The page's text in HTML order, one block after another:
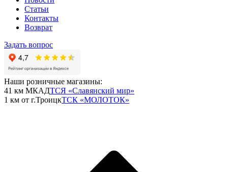
Статьи
Контакты
Возврат
Задать вопрос
Наши розничные магазины:
41 км МКАДТСЯ «Славянский мир»
1 км от г.ТроицкТСК «МОЛОТОК»